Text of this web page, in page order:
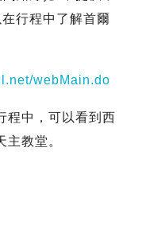
行程中了解首爾
webMain.do
程中，可以看到西
教堂。